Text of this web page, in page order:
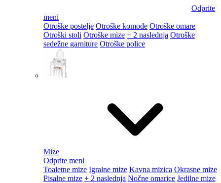
Odprite
meni
Otroške postelje Otroške komode Otroške omare
Otroški stoli Otroške mize + 2 naslednja Otroške
sedežne garniture Otroške police
Mize
Odprite meni
Toaletne mize Igralne mize Kavna mizica Okrasne mize
Pisalne mize + 2 naslednja Nočne omarice Jedilne mize